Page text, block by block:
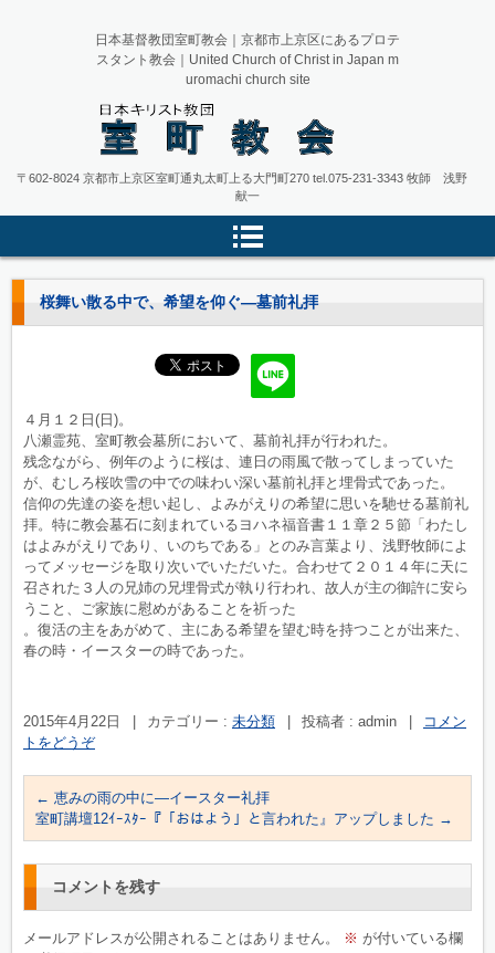
日本キリスト教団 室町教会 京都
日本基督教団室町教会｜京都市上京区にあるプロテ
スタント教会｜United Church of Christ in Japan m
uromachi church site
〒602-8024 京都市上京区室町通丸太町上る大門町270tel.075-231-3343牧師 浅野
献一
桜舞い散る中で、希望を仰ぐ―墓前礼拝
４月１２日(日)。
八瀬霊苑、室町教会墓所において、墓前礼拝が行われた。
残念ながら、例年のように桜は、連日の雨風で散ってしまっていた
が、むしろ桜吹雪の中での味わい深い墓前礼拝と埋骨式であった。
信仰の先達の姿を想い起し、よみがえりの希望に思いを馳せる墓前礼
拝。特に教会墓石に刻まれているヨハネ福音書１１章２５節「わたし
はよみがえりであり、いのちである」とのみ言葉より、浅野牧師によ
ってメッセージを取り次いでいただいた。合わせて２０１４年に天に
召された３人の兄姉の兄埋骨式が執り行われ、故人が主の御許に安ら
うこと、ご家族に慰めがあることを祈った
。復活の主をあがめて、主にある希望を望む時を持つことが出来た、
春の時・イースターの時であった。
2015年4月22日 カテゴリー : 未分類 投稿者 : admin
コメン
トをどうぞ
← 恵みの雨の中に―イースター礼拝
室町講壇12ｲｰｽﾀｰ『「おはよう」と言われた』アップしました →
コメントを残す
メールアドレスが公開されることはありません。 ※ が付いている欄